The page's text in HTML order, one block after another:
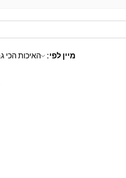
ומתאמנים
תנועה מכל פולי יחיד.
מיין לפי: